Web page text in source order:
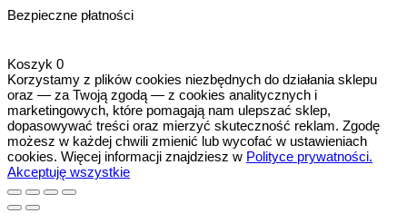
Bezpieczne płatności
Koszyk 0
Korzystamy z plików cookies niezbędnych do działania sklepu
oraz — za Twoją zgodą — z cookies analitycznych i
marketingowych, które pomagają nam ulepszać sklep,
dopasowywać treści oraz mierzyć skuteczność reklam. Zgodę
możesz w każdej chwili zmienić lub wycofać w ustawieniach
cookies. Więcej informacji znajdziesz w Polityce prywatności.
Akceptuję wszystkie